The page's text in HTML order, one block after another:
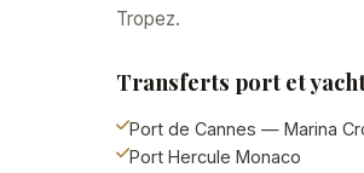
Tropez.
Transferts port et
Port de Cannes — Marina
Port Hercule Monaco